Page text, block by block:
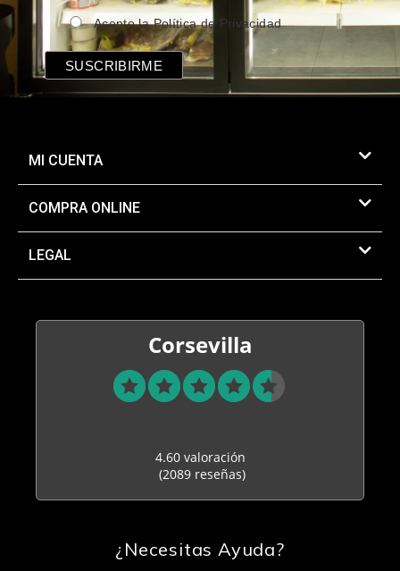
Acepto la Política de Privacidad
MI CUENTA
COMPRA ONLINE
LEGAL
Corsevilla
4.60 valoración
(2089 reseñas)
¿Necesitas Ayuda?